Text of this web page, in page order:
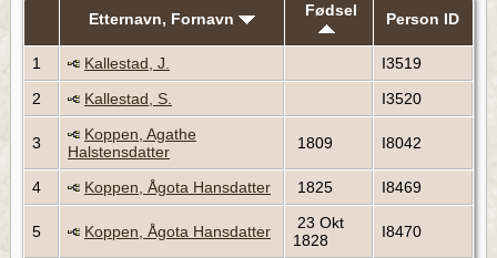
Etternavn, Fornavn Fødsel Person ID
1 Kallestad, J.
I3519
2
Kallestad, S. I3520
3
Koppen, Agathe
Halstensdatter
1809 I8042
4 Koppen, Ågota Hansdatter 1825 I8469
5 Koppen, Ågota Hansdatter
23 Okt
1828
I8470